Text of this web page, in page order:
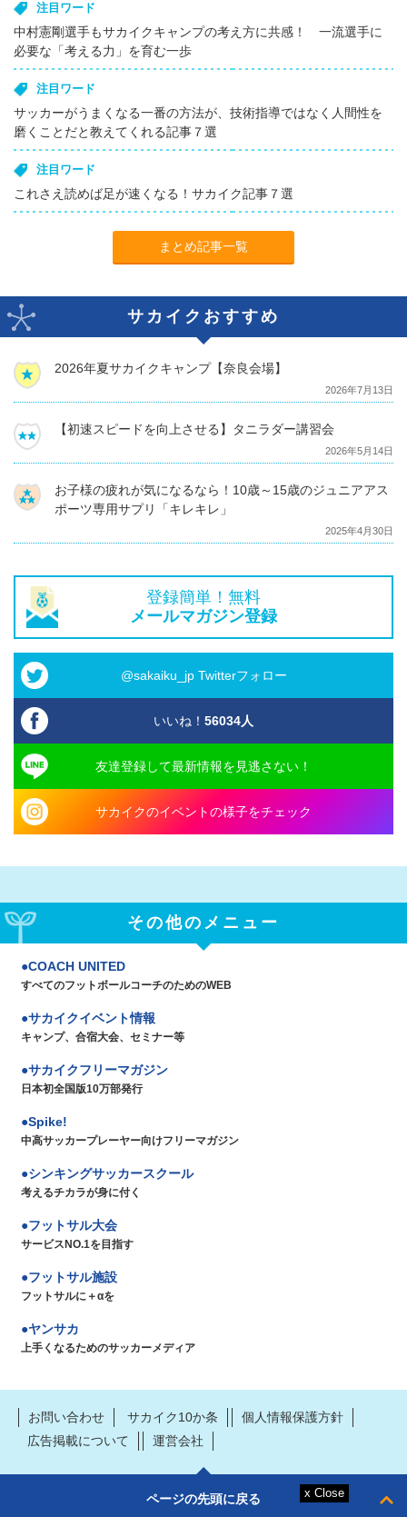
注目ワード
中村憲剛選手もサカイクキャンプの考え方に共感！ 一流選手に
必要な「考える力」を育む一歩
注目ワード
サッカーがうまくなる一番の方法が、技術指導ではなく人間性を
磨くことだと教えてくれる記事７選
注目ワード
これさえ読めば足が速くなる！サカイク記事７選
まとめ記事一覧
サカイクおすすめ
2026年夏サカイクキャンプ【奈良会場】
2026年7月13日
【初速スピードを向上させる】タニラダー講習会
2026年5月14日
お子様の疲れが気になるなら！10歳～15歳のジュニアアス
ポーツ専用サプリ「キレキレ」
2025年4月30日
登録簡単！無料
メールマガジン登録
@sakaiku_jp Twitterフォロー
いいね！ 56034人
友達登録して最新情報を見逃さない！
サカイクのイベントの様子をチェック
その他のメニュー
COACH UNITED
すべてのフットボールコーチのためのWEB
サカイクイベント情報
キャンプ、合宿大会、セミナー等
サカイクフリーマガジン
日本初全国版10万部発行
Spike!
中高サッカープレーヤー向けフリーマガジン
シンキングサッカースクール
考えるチカラが身に付く
フットサル大会
サービスNO.1を目指す
フットサル施設
フットサルに＋αを
ヤンサカ
上手くなるためのサッカーメディア
お問い合わせ サカイク10か条
個人情報保護方針
広告掲載について
運営会社
ページの先頭に戻る